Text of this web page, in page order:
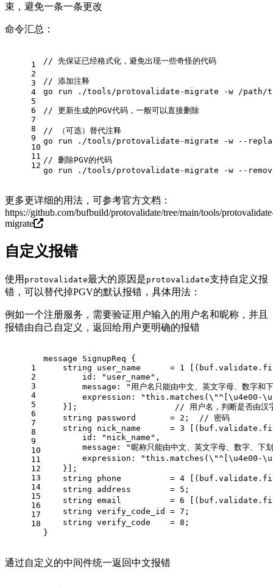
束，避免一条一条更改
命令汇总：
1
2
3
4
5
6
7
8
9
10
11
12
// 先保证已经格式化，避免出现一些奇怪的代码
// 添加注释
go run ./tools/protovalidate-migrate -w /path/
// 更新生成的PGV代码，一般可以直接删除
// （可选）替代注释
go run ./tools/protovalidate-migrate -w --
// 删除PGV的代码
go run ./tools/protovalidate-migrate -w --
更多更详细的用法，可参考官方文档：
https://github.com/bufbuild/protovalidate/tree/main/tools/
migrate
自定义报错
使用 protovalidate最大的原因是protovalidate支持自定义报
错，可以替代掉PGV的默认报错，具体用法：
例如一个注册服务，需要验证用户输入的用户名和昵称，并且
报错由自己自定义，返回给用户更明确的报错
1
2
3
4
5
6
7
8
9
10
11
12
13
14
15
16
17
18
message SignupReq {
string user_name      = 1
        id:
"user_name" ,
        message:
"用户名只能由中文、英文字母、数字和
        expression:
"this.matches(\"^[\u4e00-
    }];
// 用户名，判断是否由汉
string password       = 2 ;
// 密码
string nick_name      = 3
        id:
"nick_name" ,
        message:
"昵称只能由中文、英文字母、数字、下
        expression:
"this.matches(\"^[\u4e00-
    }];
string phone          = 4
string address        = 5
string email          = 6
string verify_code_id = 7
string verify_code    = 8
}
通过自定义的中间件统一返回中文报错